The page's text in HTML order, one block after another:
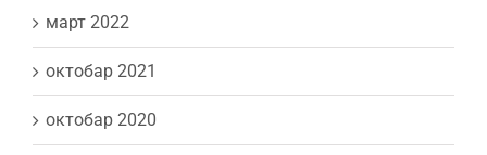
март 2022
октобар 2021
октобар 2020